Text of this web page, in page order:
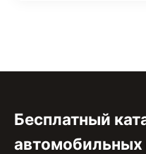
Бесплатный
автомобильных